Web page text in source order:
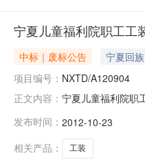
宁夏儿童福利院职工工
中标｜废标公告 宁夏回
项目编号： NXTD/A120904
正文内容： 宁夏儿童福利院职
联系人：高源联系
发布时间： 2012-10-23
相关产品：
工装